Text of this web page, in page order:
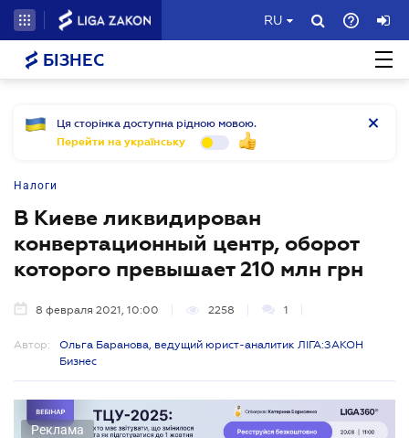
RU
БІЗНЕС
Ця сторінка доступна рідною мовою.
Перейти на українську
Налоги
В Киеве ликвидирован
конвертационный центр, оборот
которого превышает 210 млн грн
8 февраля 2021, 10:00 2258 1
Автор:
Ольга Баранова, ведущий юрист-аналитик ЛІГА:ЗАКОН
Бизнес
Реклама